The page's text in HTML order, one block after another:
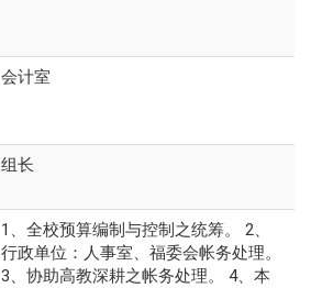
会计室
组长
1、全校预算编制与控制之统筹。 2、
行政单位：人事室、福委会帐务处理。
3、协助高教深耕之帐务处理。 4、本